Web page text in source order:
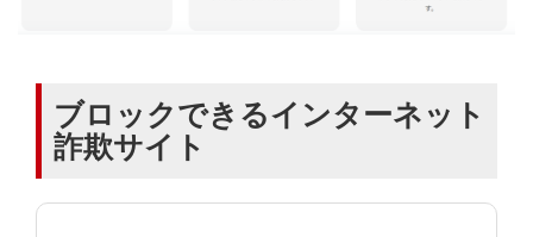
ブロックできるインターネット
詐欺サイト